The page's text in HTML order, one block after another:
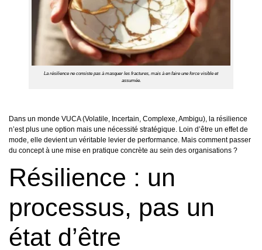
La résilience ne consiste pas à masquer les fractures, mais à en faire une force visible et
assumée.
Dans un monde VUCA (Volatile, Incertain, Complexe, Ambigu), la résilience
n’est plus une option mais une nécessité stratégique. Loin d’être un effet de
mode, elle devient un véritable levier de performance. Mais comment passer
du concept à une mise en pratique concrète au sein des organisations ?
Résilience : un
processus, pas un
état d’être